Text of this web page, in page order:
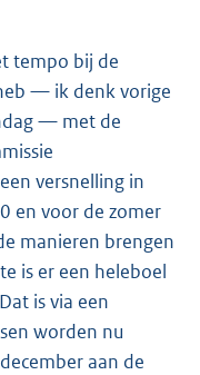
tempo bij de
— ik denk vorige
— met de
versnelling in
en voor de zomer
manieren brengen
is er een heleboel
is via een
worden nu
aan de